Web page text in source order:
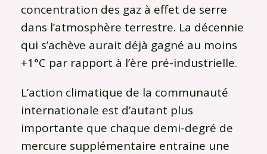
concentration des gaz à effet de serre
dans l’atmosphère terrestre. La décennie
qui s’achève aurait déjà gagné au moins
+1°C par rapport à l’ère pré-industrielle.
L’action climatique de la communauté
internationale est d’autant plus
importante que chaque demi-degré de
mercure supplémentaire entraine une